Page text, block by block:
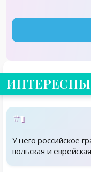
#1
У него российское
польская и